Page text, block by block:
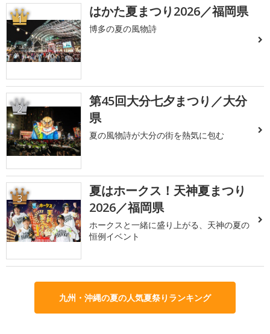
1 はかた夏まつり2026／福岡県
博多の夏の風物詩
2
第45回大分七夕まつり／大分
県
夏の風物詩が大分の街を熱気に包む
3
夏はホークス！天神夏まつり
2026／福岡県
ホークスと一緒に盛り上がる、天神の夏の
恒例イベント
九州・沖縄の夏の人気夏祭りランキング